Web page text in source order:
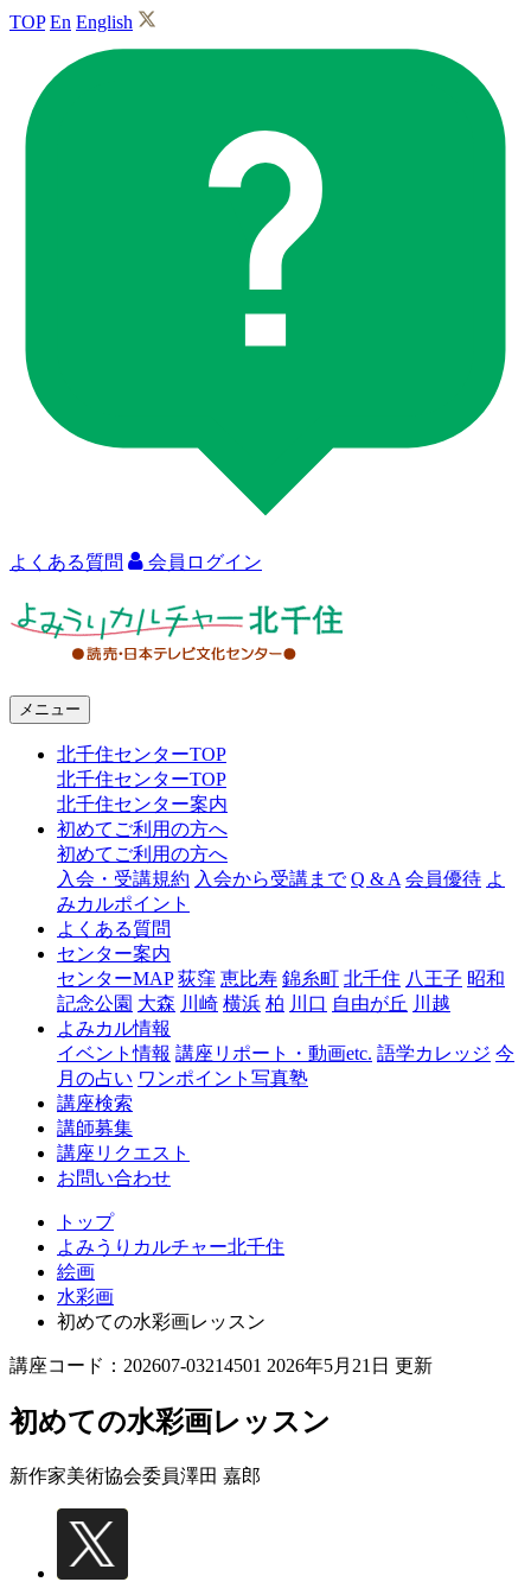
TOP En English
よくある質問 会員ログイン
ャ
千
メニュー
北千住センターTOP
北千住センターTOP
北千住センター案内
初めてご利用の方へ
初めてご利用の方へ
入会・受講規約 入会から受講まで Q & A 会員優待 よ
みカルポイント
よくある質問
センター案内
センターMAP 荻窪 恵比寿 錦糸町 北千住 八王子 昭和
記念公園 大森 川崎 横浜 柏 川口 自由が丘 川越
よみカル情報
イベント情報 講座リポート・動画etc. 語学カレッジ 今
月の占い ワンポイント写真塾
講座検索
講師募集
講座リクエスト
お問い合わせ
トップ
よみうりカルチャー北千住
絵画
水彩画
初めての水彩画レッスン
講座コード：202607-03214501 2026年5月21日 更新
初めての水彩画レッスン
新作家美術協会委員澤田 嘉郎